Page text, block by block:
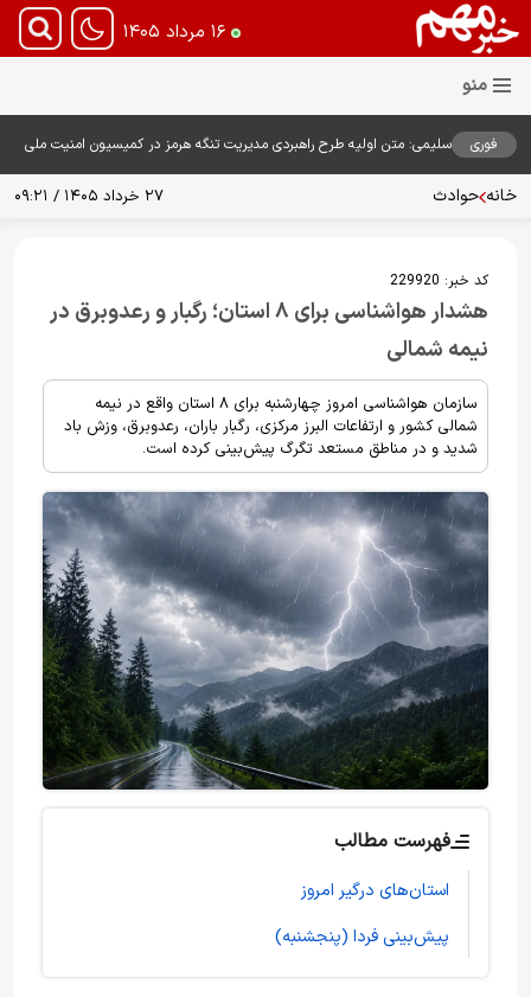
۱۶ مرداد ۱۴۰۵
فوری
سلیمی: متن اولیه طرح راهبردی مدیریت تنگه هرمز در کمیسیون امنیت ملی
خانه حوادث ۲۷ خرداد ۱۴۰۵ / ۰۹:۲۱
کد خبر: 229920
هشدار هواشناسی برای ۸ استان؛ رگبار و رعدوبرق در
نیمه شمالی
سازمان هواشناسی امروز چهارشنبه برای ۸ استان واقع در نیمه
شمالی کشور و ارتفاعات البرز مرکزی، رگبار باران، رعدوبرق، وزش باد
شدید و در مناطق مستعد تگرگ پیش‌بینی کرده است.
فهرست مطالب
استان‌های درگیر امروز
پیش‌بینی فردا (پنجشنبه)